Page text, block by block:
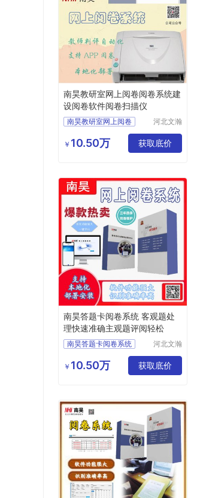
南昊教研室网上阅卷阅卷系统建
设阅卷软件阅卷扫描仪
南昊教研室网上阅卷
阅卷软件
阅卷扫描仪
河北文瀚
技发展有
限公司
￥ 10.50万 获取底价
南昊答题卡阅卷系统 客观题处
理快速准确主观题评阅轻松
南昊答题卡阅卷系统
教育阅卷系统
河北文瀚
技发展有
限公司
￥ 10.50万 获取底价